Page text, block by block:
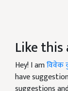
Like
Hey! I amविवेक
have